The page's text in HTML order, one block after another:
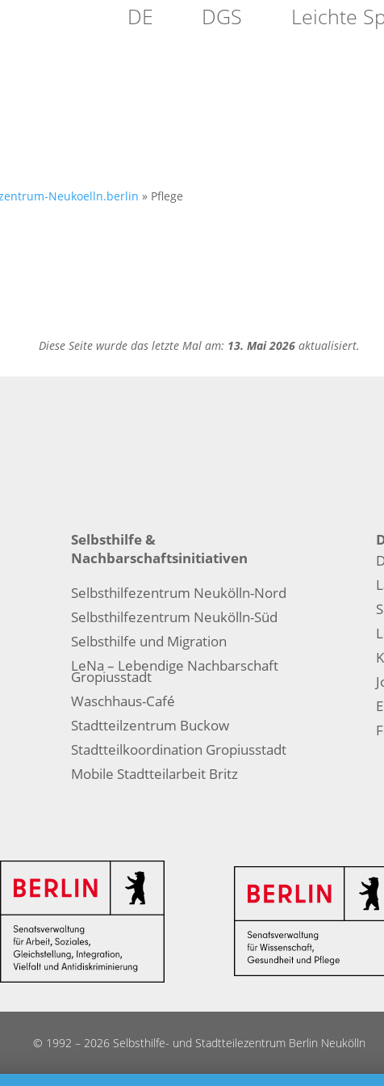
DE DGS Leichte
Neukoelln.berlin » Pflege
Diese Seite wurde das letzte Mal am: 13. Mai 2026 aktualisiert.
Selbsthilfe &
Nachbarschaftsinitiativen
Selbsthilfezentrum Neukölln-Nord
Selbsthilfezentrum Neukölln-Süd
Selbsthilfe und Migration
LeNa – Lebendige Nachbarschaft
Gropiusstadt
Waschhaus-Café
Stadtteilzentrum Buckow
Stadtteilkoordination Gropiusstadt
Mobile Stadtteilarbeit Britz
© 1992 – 2026 Selbsthilfe- und Stadtteilezentrum Berlin Neukölln